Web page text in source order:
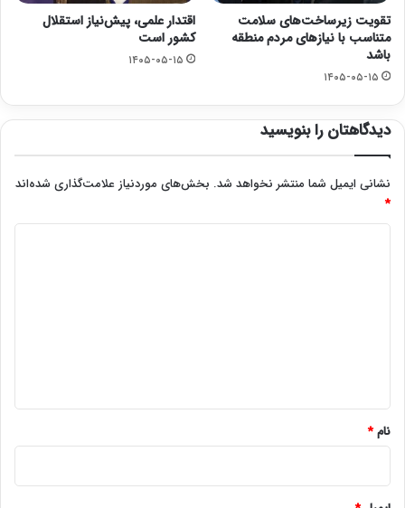
تقویت زیرساخت‌های سلامت
متناسب با نیازهای مردم منطقه
باشد
۱۴۰۵-۰۵-۱۵
اقتدار علمی، پیش‌نیاز استقلال
کشور است
۱۴۰۵-۰۵-۱۵
دیدگاهتان را بنویسید
نشانی ایمیل شما منتشر نخواهد شد. بخش‌های موردنیاز علامت‌گذاری شده‌اند
*
نام*